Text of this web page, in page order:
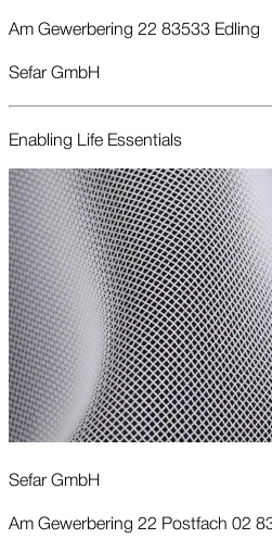
Am Gewerbering 22 83533 Edling
Sefar GmbH
Enabling Life Essentials
Sefar GmbH
Am Gewerbering 22 Postfach 02